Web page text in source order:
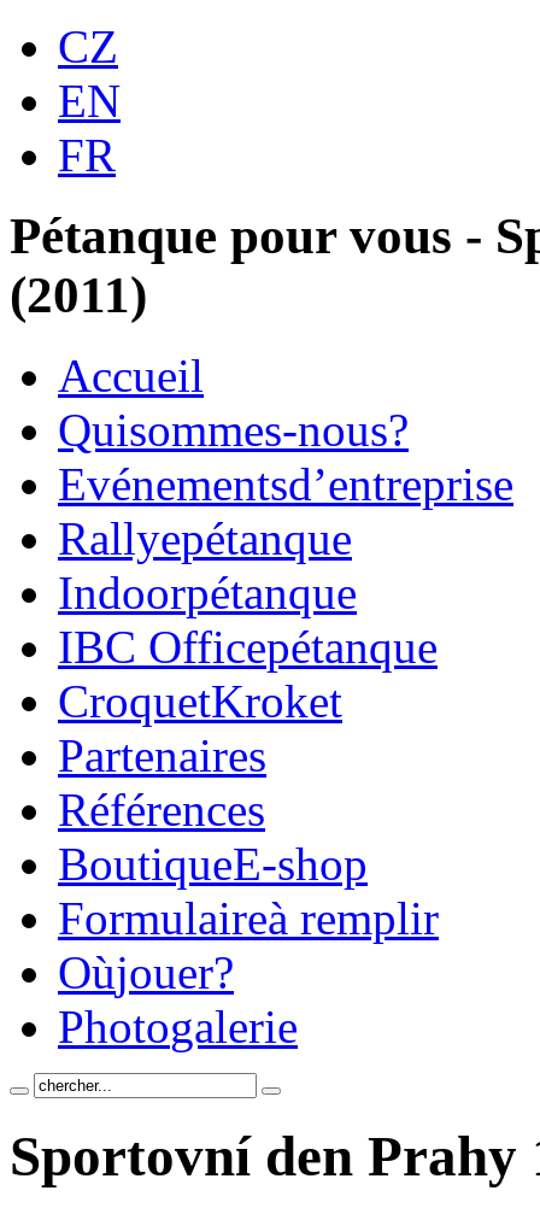
CZ
EN
FR
Pétanque pour vous -
(2011)
Accueil
Quisommes-nous?
Evénementsd’entreprise
Rallyepétanque
Indoorpétanque
IBC Officepétanque
CroquetKroket
Partenaires
Références
BoutiqueE-shop
Formulaireà remplir
Oùjouer?
Photogalerie
Sportovní den Prahy